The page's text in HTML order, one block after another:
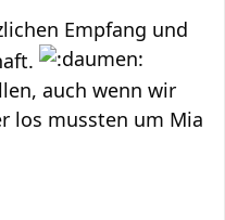
Empfang und
auch wenn wir
los mussten um Mia